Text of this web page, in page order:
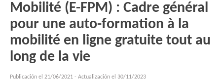
Mobilité (E-FPM) : Cadre général
pour une auto-formation à la
mobilité en ligne gratuite tout au
long de la vie
Publicación el 21/06/2021 - Actualización el 30/11/2023